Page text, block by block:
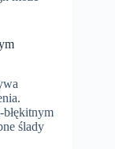
ślady